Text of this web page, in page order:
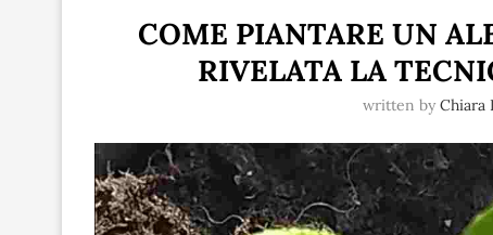
COME PIANTARE UN
RIVELATA LA
written by Chiara